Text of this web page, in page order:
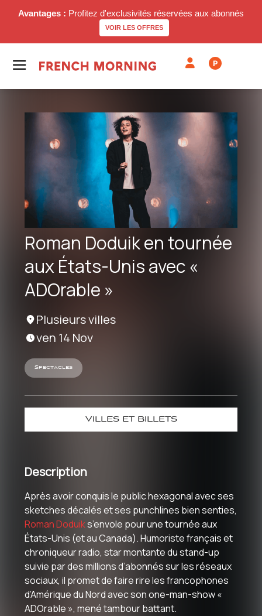
Avantages : Profitez d'exclusivités réservées aux abonnés
VOIR LES OFFRES
P
Roman Doduik en tournée
aux États-Unis avec «
ADOrable »
Plusieurs villes
ven 14 Nov
Spectacles
VILLES ET BILLETS
Description
Après avoir conquis le public hexagonal avec ses
sketches décalés et ses punchlines bien senties,
Roman Doduiks’envole pour une tournée aux
États-Unis (et au Canada). Humoriste français et
chroniqueur radio, star montante du stand-up
suivie par des millions d’abonnés sur les réseaux
sociaux, il promet de faire rire les francophones
d’Amérique du Nord avec son one-man-show «
ADOrable », mené tambour battant.